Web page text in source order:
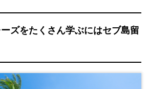
ーズをたくさん学ぶにはセブ島留